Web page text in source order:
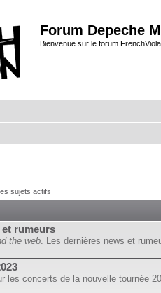
Forum Depeche
Bienvenue sur le forum
sujets actifs
et rumeurs
the web . Les dernières news et
les concerts de la nouvelle tournée